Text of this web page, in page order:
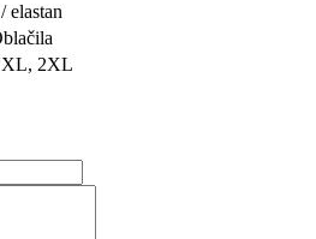
elastan
XL, 2XL